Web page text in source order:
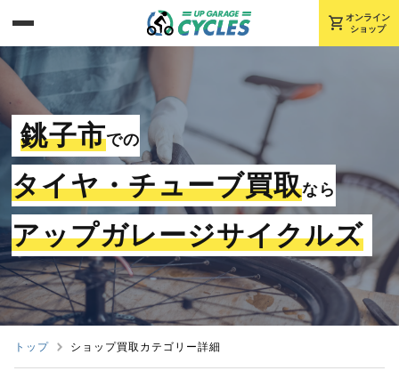
shopping_cart オンライン
ショップ
銚子市での
タイヤ・チューブ買取なら
アップガレージサイクルズ
トップ ショップ買取カテゴリー詳細